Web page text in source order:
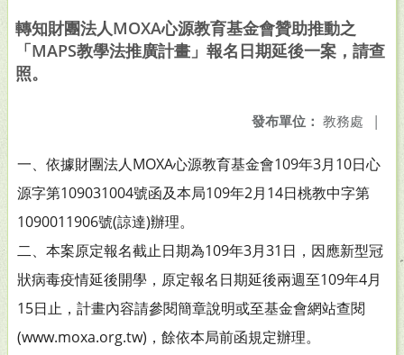
轉知財團法人MOXA心源教育基金會贊助推動之
「MAPS教學法推廣計畫」報名日期延後一案，請查
照。
發布單位： 教務處 |
一、依據財團法人MOXA心源教育基金會109年3月10日心
源字第109031004號函及本局109年2月14日桃教中字第
1090011906號(諒達)辦理。
二、本案原定報名截止日期為109年3月31日，因應新型冠
狀病毒疫情延後開學，原定報名日期延後兩週至109年4月
15日止，計畫內容請參閱簡章說明或至基金會網站查閱
(www.moxa.org.tw)，餘依本局前函規定辦理。